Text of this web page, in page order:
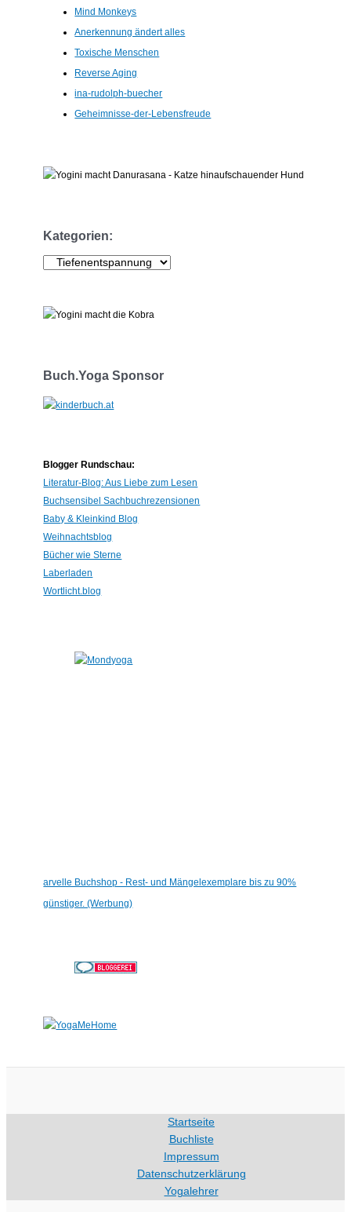
Mind Monkeys
Anerkennung ändert alles
Toxische Menschen
Reverse Aging
ina-rudolph-buecher
Geheimnisse-der-Lebensfreude
Kategorien:
e
r
e
Buch.Yoga Sponsor
Blogger Rundschau:
Literatur-Blog: Aus Liebe zum Lesen
Buchsensibel Sachbuchrezensionen
Baby & Kleinkind Blog
Weihnachtsblog
Bücher wie Sterne
Laberladen
Wortlicht.blog
arvelle Buchshop - Rest- und Mängelexemplare bis zu 90%
günstiger. (Werbung)
Startseite
Buchliste
Impressum
Datenschutzerklärung
Yogalehrer